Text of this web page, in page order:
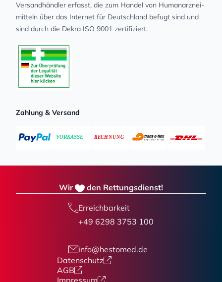
Versandhändler erfasst, die zum Handel von Human­arz­nei­
mit­teln über das Internet für Deutschland befugt sind und
sind durch die Dekra ISO 9001 zertifiziert.
Zahlung & Versand
Wir den Rettungsdienst!
Erreichbarkeit
+49 6298 3753 100
info@hestomed.de
Datenschutz
AGB
Impressum